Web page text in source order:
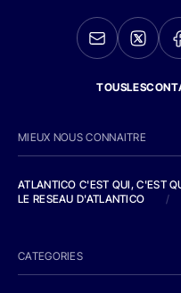
MIEUX NOUS CONNAITRE
ATLANTICO C'EST QUI, C'EST
LE RESEAU D'ATLANTICO
/
CATEGORIES